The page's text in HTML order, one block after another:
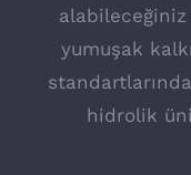
yumuşak
hidrolik